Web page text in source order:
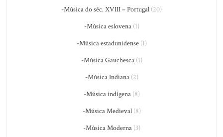
-Música do séc. XVIII – Portugal (20)
-Música eslovena(1)
-Música estadunidense(1)
-Música Gauchesca(1)
-Música Indiana(2)
-Música indígena(8)
-Música Medieval(8)
-Música Moderna(3)